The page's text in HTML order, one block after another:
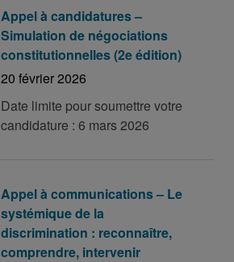
Appel à candidatures –
Simulation de négociations
constitutionnelles (2e édition)
20 février 2026
Date limite pour soumettre votre
candidature : 6 mars 2026
Appel à communications – Le
systémique de la
discrimination : reconnaître,
comprendre, intervenir